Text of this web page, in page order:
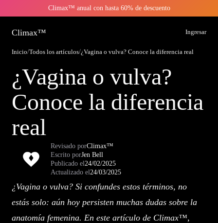
Climax™ anual con hasta 60% de descuento
Climax™ Ingresar
Inicio/Todos los artículos/¿Vagina o vulva? Conoce la diferencia real
¿Vagina o vulva?
Conoce la diferencia
real
Revisado porClimax™
Escrito porJen Bell
Publicado el24/02/2025
Actualizado el24/03/2025
¿Vagina o vulva? Si confundes estos términos, no
estás solo: aún hoy persisten muchas dudas sobre la
anatomía femenina. En este artículo de Climax™,